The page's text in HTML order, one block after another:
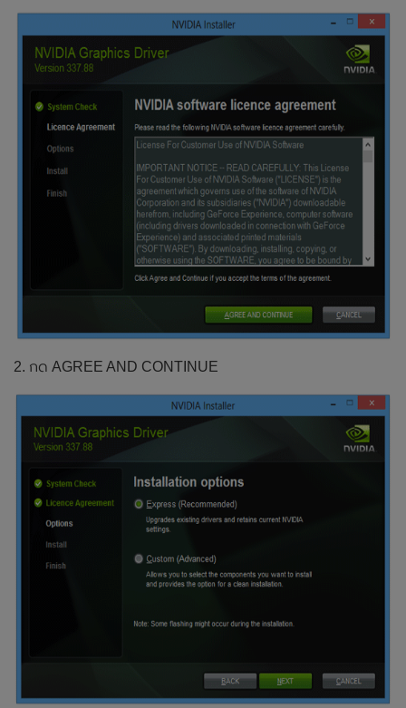
2. กด AGREE AND CONTINUE